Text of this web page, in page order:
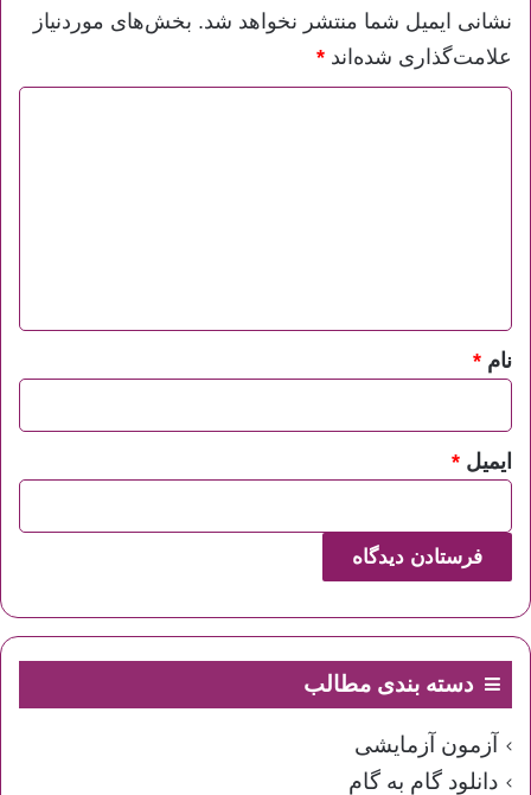
نشانی ایمیل شما منتشر نخواهد شد. بخش‌های موردنیاز
علامت‌گذاری شده‌اند *
نام *
ایمیل *
دسته بندی مطالب
آزمون آزمایشی
دانلود گام به گام